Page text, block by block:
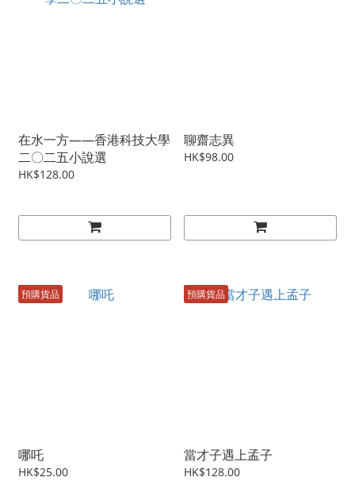
在水一方——香港科技大學
二〇二五小說選
HK$128.00
聊齋志異
HK$98.00
預購貨品
哪吒
HK$25.00
預購貨品
當才子遇上孟子
HK$128.00